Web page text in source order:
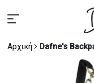
Αρχική Dafne's